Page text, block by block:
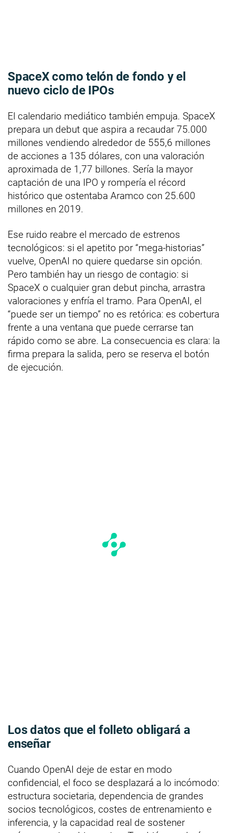
SpaceX como telón de fondo y el
nuevo ciclo de IPOs
El calendario mediático también empuja. SpaceX
prepara un debut que aspira a recaudar 75.000
millones vendiendo alrededor de 555,6 millones
de acciones a 135 dólares, con una valoración
aproximada de 1,77 billones. Sería la mayor
captación de una IPO y rompería el récord
histórico que ostentaba Aramco con 25.600
millones en 2019.
Ese ruido reabre el mercado de estrenos
tecnológicos: si el apetito por “mega-historias”
vuelve, OpenAI no quiere quedarse sin opción.
Pero también hay un riesgo de contagio: si
SpaceX o cualquier gran debut pincha, arrastra
valoraciones y enfría el tramo. Para OpenAI, el
“puede ser un tiempo” no es retórica: es cobertura
frente a una ventana que puede cerrarse tan
rápido como se abre. La consecuencia es clara: la
firma prepara la salida, pero se reserva el botón
de ejecución.
Los datos que el folleto obligará a
enseñar
Cuando OpenAI deje de estar en modo
confidencial, el foco se desplazará a lo incómodo:
estructura societaria, dependencia de grandes
socios tecnológicos, costes de entrenamiento e
inferencia, y la capacidad real de sostener